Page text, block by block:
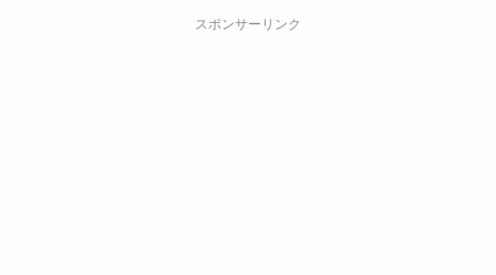
スポンサーリンク